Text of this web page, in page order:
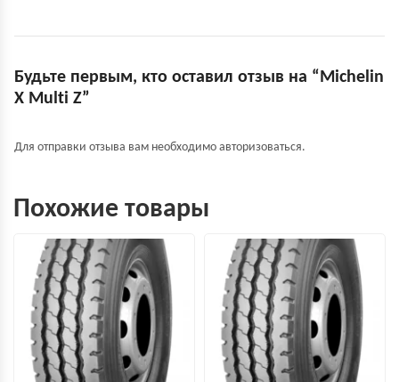
Будьте первым, кто оставил отзыв на “Michelin
X Multi Z”
Для отправки отзыва вам необходимо авторизоваться.
Похожие товары